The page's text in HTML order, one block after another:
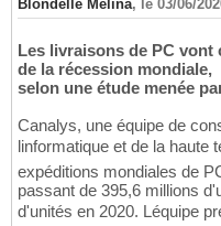
Blondelle Mélina, le 03/06/
Les livraisons de PC vont
de la récession mondiale,
selon une étude menée
Canalys, une équipe de
linformatique et de la
expéditions mondiales de
passant de 395,6 millions
d'unités en 2020. Léquipe